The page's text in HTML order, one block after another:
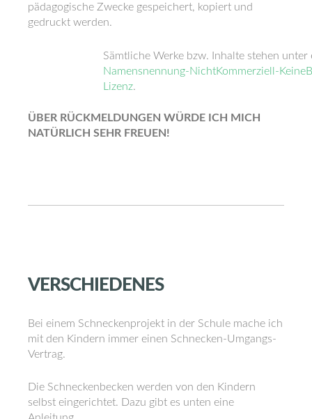
pädagogische Zwecke gespeichert, kopiert und
gedruckt werden.
Sämtliche Werke bzw. Inhalte stehen
Namensnennung-NichtKommerziell-
Lizenz.
ÜBER RÜCKMELDUNGEN WÜRDE ICH MICH
NATÜRLICH SEHR FREUEN!
VERSCHIEDENES
Bei einem Schneckenprojekt in der Schule mache ich
mit den Kindern immer einen Schnecken-Umgangs-
Vertrag.
Die Schneckenbecken werden von den Kindern
selbst eingerichtet. Dazu gibt es unten eine